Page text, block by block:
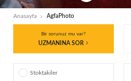
Anasayfa AgfaPhoto
Bir sorunuz mu var?
UZMANINA SOR
Stoktakiler